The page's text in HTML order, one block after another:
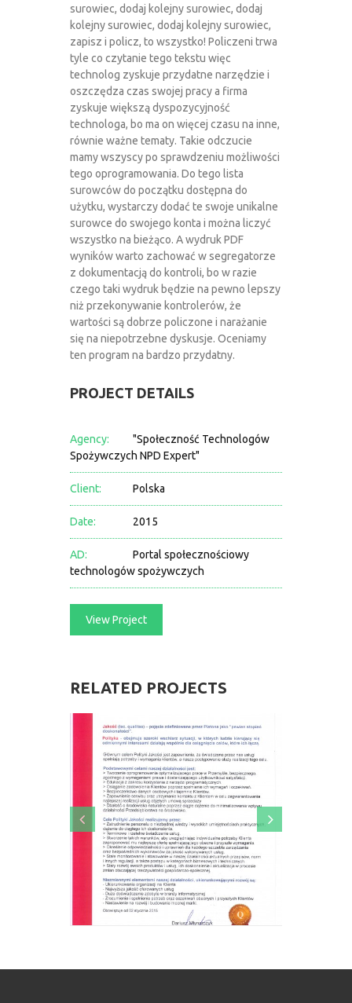
surowiec, dodaj kolejny surowiec, dodaj
kolejny surowiec, dodaj kolejny surowiec,
zapisz i policz, to wszystko! Policzeni trwa
tyle co czytanie tego tekstu więc
technolog zyskuje przydatne narzędzie i
oszczędza czas swojej pracy a firma
zyskuje większą dyspozycyjność
technologa, bo ma on więcej czasu na inne,
równie ważne tematy. Takie odczucie
mamy wszyscy po sprawdzeniu możliwości
tego oprogramowania. Do tego lista
surowców do początku dostępna do
użytku, wystarczy dodać te swoje unikalne
surowce do swojego konta i można liczyć
wszystko na bieżąco. A wydruk PDF
wyników warto zachować w segregatorze
z dokumentacją do kontroli, bo w razie
czego taki wydruk będzie na pewno lepszy
niż przekonywanie kontrolerów, że
wartości są dobrze policzone i narażanie
się na niepotrzebne dyskusje. Oceniamy
ten program na bardzo przydatny.
PROJECT DETAILS
Agency:
"Społeczność Technologów
Spożywczych NPD Expert"
Client: Polska
Date: 2015
AD:
Portal społecznościowy
technologów spożywczych
View Project
RELATED PROJECTS